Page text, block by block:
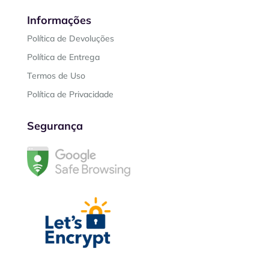
Informações
Política de Devoluções
Política de Entrega
Termos de Uso
Política de Privacidade
Segurança